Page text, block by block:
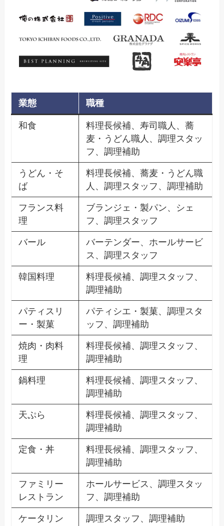
業態 職種
和食
料理長候補、寿司職人、蕎
麦・うどん職人、調理スタッ
フ、調理補助
うどん・そ
ば
料理長候補、蕎麦・うどん職
人、調理スタッフ、調理補助
フランス料
理
ブランジェ・製パン、シェ
フ、調理スタッフ
バール
バーテンダー、ホールサービ
ス、調理スタッフ
韓国料理
料理長候補、調理スタッフ、
調理補助
パティスリ
ー・製菓
パティシエ・製菓、調理スタ
ッフ、調理補助
焼肉・肉料
理
料理長候補、調理スタッフ、
調理補助
鍋料理
料理長候補、調理スタッフ、
調理補助
天ぷら
料理長候補、調理スタッフ、
調理補助
定食・丼
料理長候補、調理スタッフ、
調理補助
ファミリー
レストラン
ホールサービス、調理スタッ
フ、調理補助
ケータリン
調理スタッフ、調理補助